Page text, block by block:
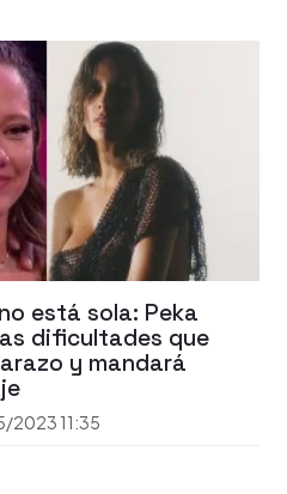
está sola: Peka
dificultades que
y mandará
2023 11:35